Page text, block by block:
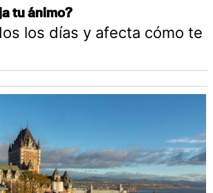
tu ánimo?
los días y afecta cómo te